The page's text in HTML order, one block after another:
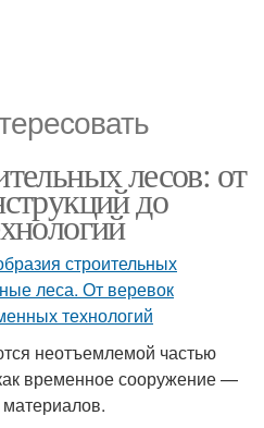
лесов: от
до
неотъемлемой частью
временное сооружение —